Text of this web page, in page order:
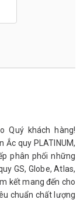
Quý khách hàng!
Ắc quy PLATINUM,
phân phối những
GS, Globe, Atlas,
kết mang đến cho
chuẩn chất lượng